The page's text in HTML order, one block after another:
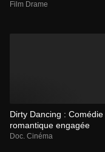
Film Drame
Dirty Dancing : Comédie
romantique engagée
Doc. Cinéma